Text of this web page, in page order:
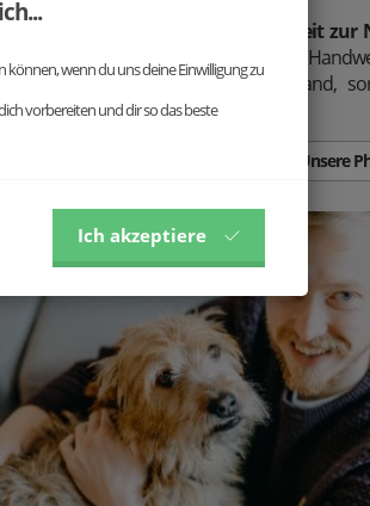
Verbundenheit zur
sowie ehrlichem, traditionellen
uns keine Accessoires vom Band,
maßgefertigte Einzelstücke.
Unsere
können, wenn du uns deine Einwilligung zu
vorbereiten und dir so das beste
Ich akzeptiere